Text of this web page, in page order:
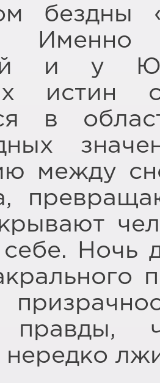
бездны
Именно
и у
истин
в
между
Ночь
правды,
нередко